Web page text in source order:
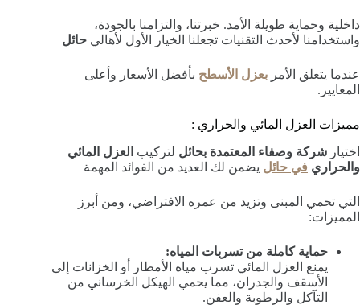
داخلية وحماية طويلة الأمد. خبرتنا، والتزامنا بالجودة،
واستخدامنا لأحدث التقنيات تجعلنا الخيار الأول لأهالي حائل
عندما يتعلق الأمر بعزل الأسطح بأفضل الأسعار وأعلى
المعايير.
مميزات العزل المائي والحراري :
اختيار شركة وصفاء المعتمدة بحائل لتركيب العزل المائي
والحراري في حائل يضمن لك العديد من الفوائد المهمة
التي تحمي المبنى وتزيد من عمره الافتراضي، ومن أبرز
المميزات:
حماية كاملة من تسربات المياه:
يمنع العزل المائي تسرب مياه الأمطار أو الخزانات إلى
الأسقف والجدران، مما يحمي الهيكل الخرساني من
التآكل والرطوبة والعفن.